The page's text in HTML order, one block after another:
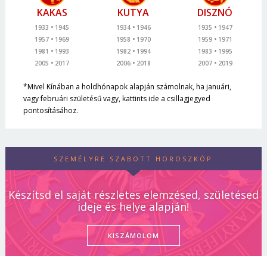
KAKAS
1933
1945
1957
1969
1981
1993
2005
2017
KUTYA
1934
1946
1958
1970
1982
1994
2006
2018
DISZNÓ
1935
1947
1959
1971
1983
1995
2007
2019
*Mivel Kínában a holdhónapok alapján számolnak, ha januári,
vagy februári születésű vagy, kattints ide a csillagjegyed
pontosításához.
SZEMÉLYRE SZABOTT HOROSZKÓP
Készítsd el saját részletes elemzésed, születésed
ideje és helye alapján!
KISZÁMOLOM